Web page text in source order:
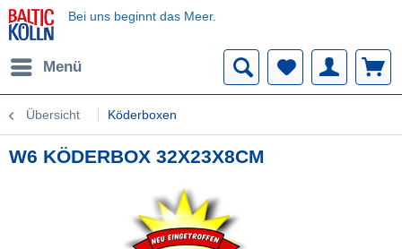
Bei uns beginnt das Meer.
Menü
Übersicht Köderboxen
W6 KÖDERBOX 32X23X8CM